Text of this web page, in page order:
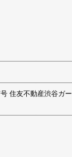
住友不動産渋谷ガー